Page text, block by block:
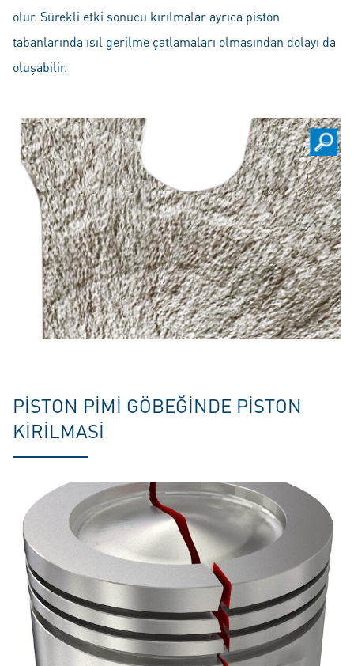
olur. Sürekli etki sonucu kırılmalar ayrıca piston
tabanlarında ısıl gerilme çatlamaları olmasından dolayı da
oluşabilir.
PISTON PIMI GÖBEĞINDE PISTON
KIRILMASI